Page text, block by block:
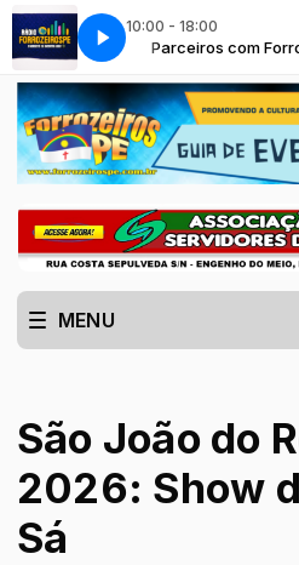
10:00 - 18:00
Parceiros com
REGRESSO XINELO RASGAGO
MENU
São João do
2026: Show
Sá